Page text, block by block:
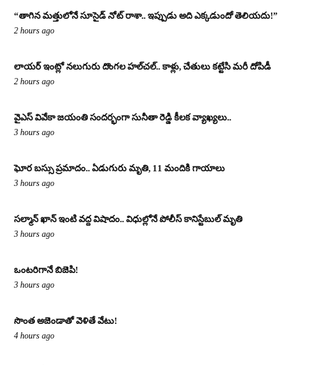
“తాగిన మత్తులోనే సూసైడ్ నోట్ రాశా.. ఇప్పుడు అది ఎక్కడుందో తెలియదు!”
2 hours ago
లాయర్ ఇంట్లో నలుగురు దొంగల హల్‌చల్.. కాళ్లు, చేతులు కట్టేసి మరీ దోపిడీ
2 hours ago
వైఎస్ వివేకా జయంతి సందర్భంగా సునీతా రెడ్డి కీలక వ్యాఖ్యలు..
3 hours ago
ఘోర బస్సు ప్రమాదం.. ఏడుగురు మృతి, 11 మందికి గాయాలు
3 hours ago
సల్మాన్ ఖాన్ ఇంటి వద్ద విషాదం.. విధుల్లోనే పోలీస్ కానిస్టేబుల్ మృతి
3 hours ago
ఒంటరిగానే బిజెపి!
3 hours ago
సొంత అజెండాతో వెళితే వేటు!
4 hours ago